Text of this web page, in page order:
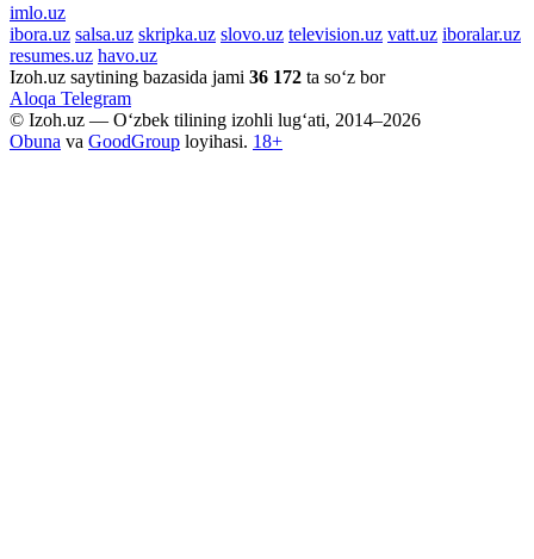
imlo.uz
ibora.uz salsa.uz skripka.uz slovo.uz television.uz vatt.uz iboralar.uz
resumes.uz havo.uz
Izoh.uz saytining bazasida jami 36 172 ta so‘z bor
Aloqa Telegram
© Izoh.uz — O‘zbek tilining izohli lug‘ati, 2014–2026
Obuna va GoodGroup loyihasi. 18+